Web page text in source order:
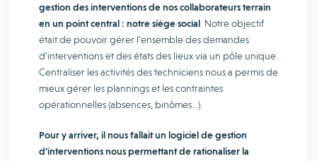
gestion des interventions de nos collaborateurs terrain
en un point central : notre siège social . Notre objectif
était de pouvoir gérer l’ensemble des demandes
d’interventions et des états des lieux via un pôle unique.
Centraliser les activités des techniciens nous a permis de
mieux gérer les plannings et les contraintes
opérationnelles (absences, binômes…).
Pour y arriver, il nous fallait un logiciel de gestion
d’interventions nous permettant de rationaliser la